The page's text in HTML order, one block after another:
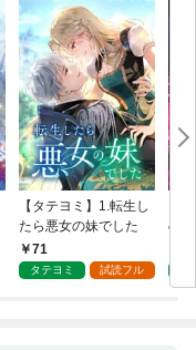
【タテヨミ】1.転生し
たら悪女の妹でした
71
タテヨミ 試読フル
の